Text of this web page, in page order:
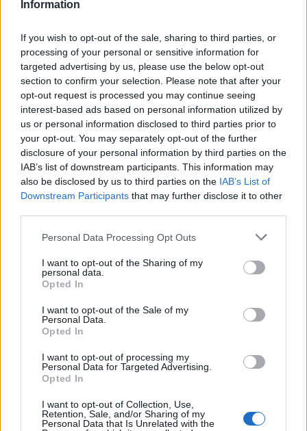
Information
If you wish to opt-out of the sale, sharing to third parties, or
processing of your personal or sensitive information for
targeted advertising by us, please use the below opt-out
section to confirm your selection. Please note that after your
opt-out request is processed you may continue seeing
interest-based ads based on personal information utilized by
us or personal information disclosed to third parties prior to
your opt-out. You may separately opt-out of the further
disclosure of your personal information by third parties on the
IAB’s list of downstream participants. This information may
also be disclosed by us to third parties on the IAB’s List of
Downstream Participants that may further disclose it to other
Personal Data Processing Opt Outs
I want to opt-out of the Sharing of my
personal data.
Opted In
I want to opt-out of the Sale of my
Personal Data.
Opted In
I want to opt-out of processing my
Personal Data for Targeted Advertising.
Opted In
I want to opt-out of Collection, Use,
Retention, Sale, and/or Sharing of my
Personal Data that Is Unrelated with the